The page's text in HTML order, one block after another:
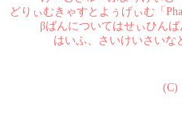
どりぃむきゃすとよぅげぃむ「
βばんについてはせぃひん
はいふ、さいけいさいな
(C)